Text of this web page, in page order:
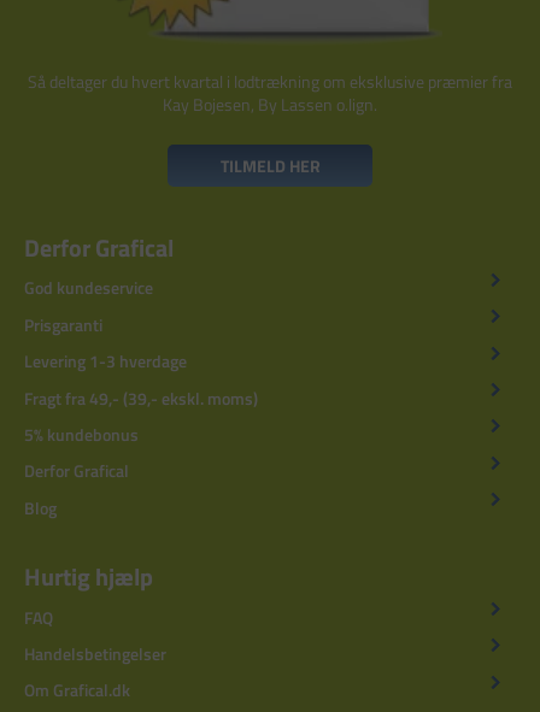
Så deltager du hvert kvartal i lodtrækning om eksklusive præmier fra
Kay Bojesen, By Lassen o.lign.
TILMELD HER
Derfor Grafical
God kundeservice
Prisgaranti
Levering 1-3 hverdage
Fragt fra 49,- (39,- ekskl. moms)
5% kundebonus
Derfor Grafical
Blog
Hurtig hjælp
FAQ
Handelsbetingelser
Om Grafical.dk